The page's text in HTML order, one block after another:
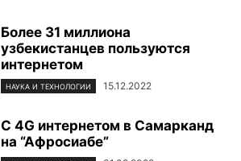
Более 31 миллиона
узбекистанцев пользуются
интернетом
НАУКА И ТЕХНОЛОГИИ 15.12.2022
С 4G интернетом в Самарканд
на “Афросиабе”